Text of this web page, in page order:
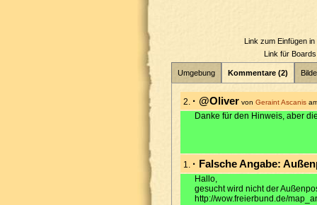
Link zum Einfügen
Link für
Umgebung Kommentare (2)
2. · @Oliver von Geraint Ascanis
Danke für den Hinweis, aber
1. · Falsche Angabe:
Hallo,
gesucht wird nicht der
http://wow.freierbund.de/